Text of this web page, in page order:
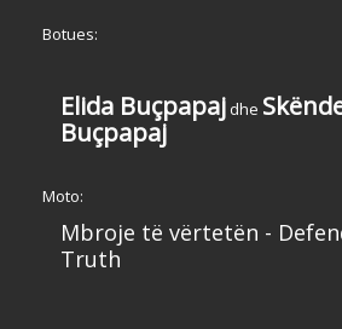
Botues:
Elida Buçpapaj dhe
Buçpapaj
Moto:
Mbroje të vërtetën -
Truth